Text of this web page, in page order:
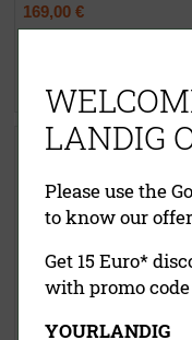
169,00 €
inklusive MwSt.exkl.
Jetzt kaufen
Handwaschbecken
LANDIG
Please use the
to know our
Get 15 Euro*
with promo code
YOURLANDIG